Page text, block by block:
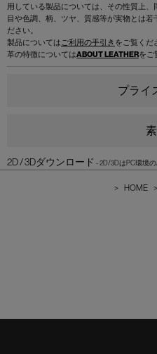
用している製品については、その性質上
目や色調、柄、ツヤ、質感等が実物とは
ださい。
製品については ご利用の手引き をご覧くだ
革の特徴についてはABOUT LEATHERをご
プライ
2D / 3Dダウンロード
> HOME >